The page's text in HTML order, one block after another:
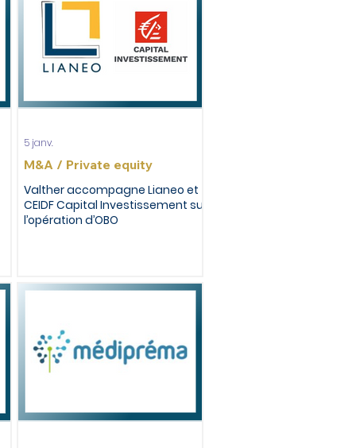
Valther accompagne Lianeo et
CEIDF Capital Investissement sur
l’opération d’OBO
M&A / Private equity
5 janv.